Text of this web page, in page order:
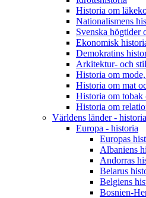
Historia om
Nationalismens
Svenska högtider
Ekonomisk
Demokratins
Arkitektur- och
Historia om
Historia om mat
Historia om tobak
Historia om
Världens länder - historia
Europa - historia
Europas
Albaniens
Andorras
Belarus
Belgiens
Bosnien-